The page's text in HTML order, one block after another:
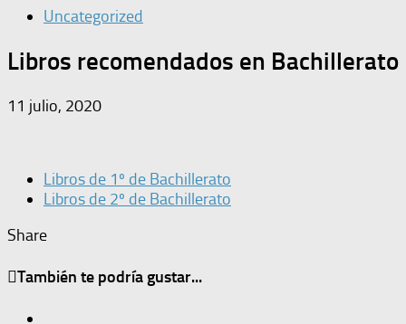
Uncategorized
Libros recomendados en Bachillerato
11 julio, 2020
Libros de 1º de Bachillerato
Libros de 2º de Bachillerato
Share
También te podría gustar...